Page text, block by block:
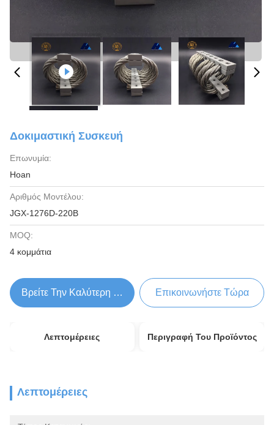
Δοκιμαστική Συσκευή
Επωνυμία:
Hoan
Αριθμός Μοντέλου:
JGX-1276D-220B
MOQ:
4 κομμάτια
Βρείτε Την Καλύτερη Τιμή Επικοινωνήστε Τώρα
Λεπτομέρειες Περιγραφή Του Προϊόντος
Λεπτομέρειες